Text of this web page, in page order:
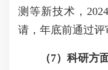
测等新技术，
请，年底前通过评
（7）科研方